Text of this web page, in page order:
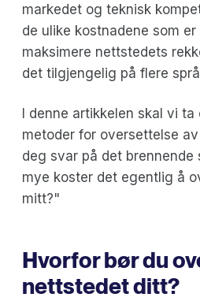
markedet og teknisk
de ulike kostnadene som
maksimere nettstedets
det tilgjengelig på flere
I denne artikkelen skal vi
metoder for oversettelse
deg svar på det brennende
mye koster det egentlig å
mitt?"
Hvorfor bør du
nettstedet ditt?